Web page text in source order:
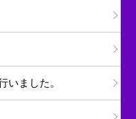
ました。